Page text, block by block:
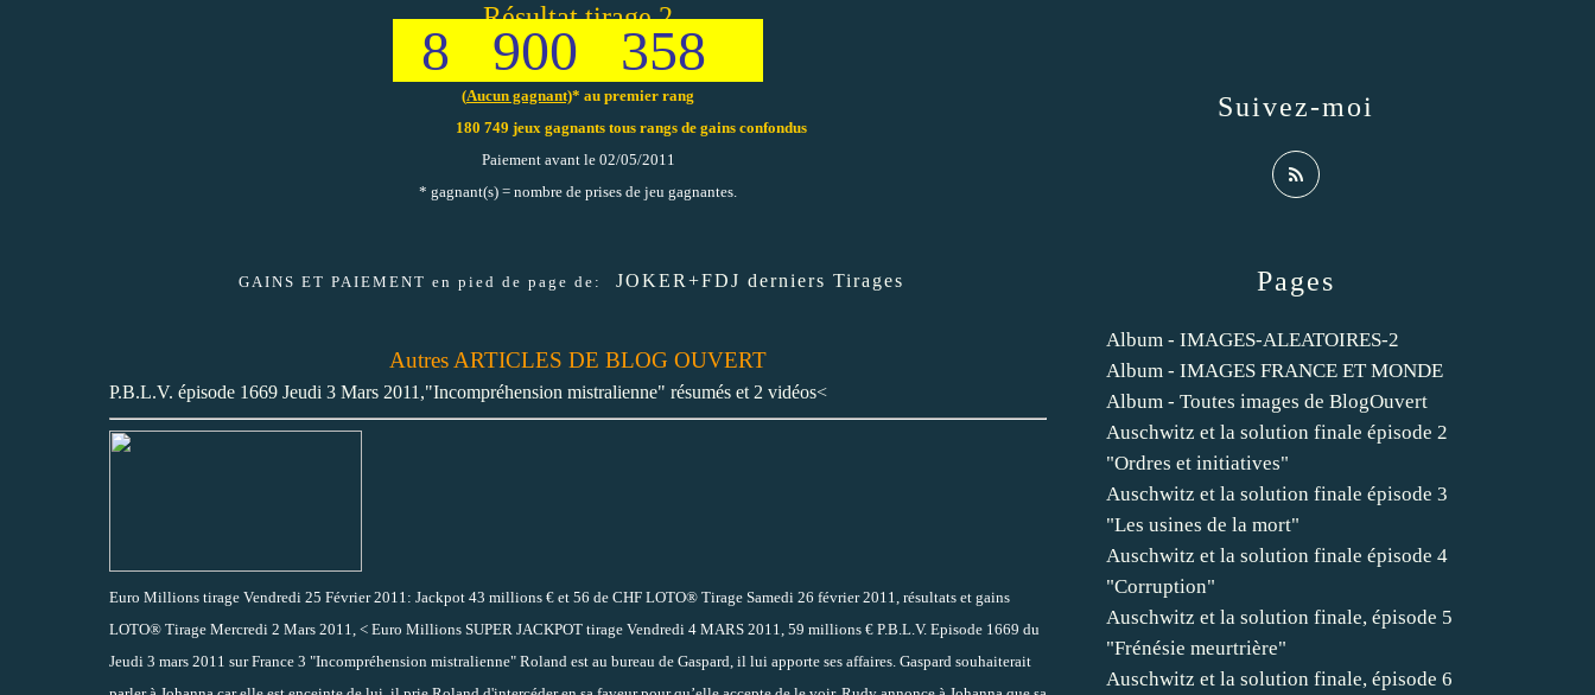
Résultat tirage 2
8 900 358
(Aucun gagnant)* au premier rang
180 749 jeux gagnants tous rangs de gains confondus
Paiement avant le 02/05/2011
* gagnant(s) = nombre de prises de jeu gagnantes.
GAINS ET PAIEMENT en pied de page de: JOKER+FDJ derniers Tirages
Autres ARTICLES DE BLOG OUVERT
P.B.L.V. épisode 1669 Jeudi 3 Mars 2011,"Incompréhension mistralienne" résumés et 2 vidéos<
Euro Millions tirage Vendredi 25 Février 2011: Jackpot 43 millions € et 56 de CHF LOTO® Tirage Samedi 26 février 2011, résultats et gains
LOTO® Tirage Mercredi 2 Mars 2011, < Euro Millions SUPER JACKPOT tirage Vendredi 4 MARS 2011, 59 millions € P.B.L.V. Episode 1669 du
Jeudi 3 mars 2011 sur France 3 "Incompréhension mistralienne" Roland est au bureau de Gaspard, il lui apporte ses affaires. Gaspard souhaiterait
Pages
Album - IMAGES-ALEATOIRES-2
Album - IMAGES FRANCE ET MONDE
Album - Toutes images de BlogOuvert
Auschwitz et la solution finale épisode 2
"Ordres et initiatives"
Auschwitz et la solution finale épisode 3
"Les usines de la mort"
Auschwitz et la solution finale épisode 4
"Corruption"
Auschwitz et la solution finale, épisode 5
"Frénésie meurtrière"
Auschwitz et la solution finale, épisode 6
Suivez-moi